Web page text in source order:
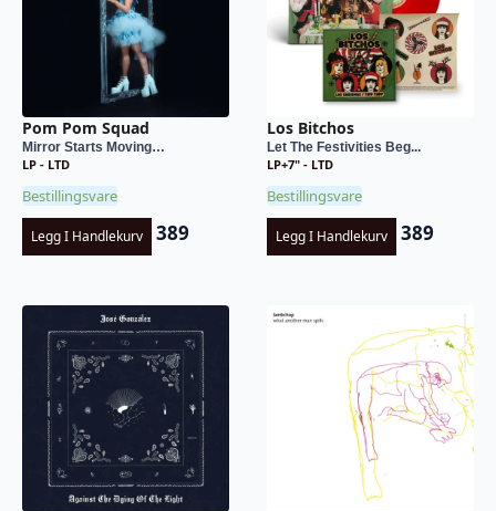
Pom Pom Squad
Mirror Starts Moving…
LP - LTD
Bestillingsvare
Legg I Handlekurv 389
Los Bitchos
Let The Festivities Beg...
LP+7" - LTD
Bestillingsvare
Legg I Handlekurv 389